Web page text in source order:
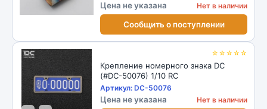
Цена не указана Нет в наличии
Сообщить о поступлении
☆☆☆☆☆
Крепление номерного знака DC
(#DC-50076) 1/10 RC
Артикул: DC-50076
Цена не указана Нет в наличии